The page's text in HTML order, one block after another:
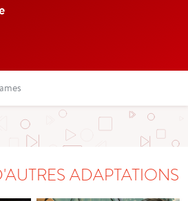
ADAPTATIONS